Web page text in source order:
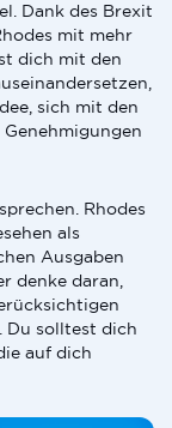
Dank des Brexit
mit mehr
dich mit den
sich mit den
Rhodes
als
Ausgaben
denke daran,
Du solltest dich
auf dich